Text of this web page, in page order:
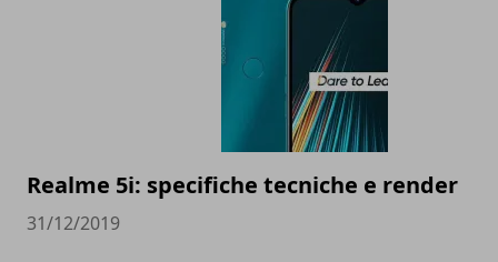
Realme 5i: specifiche tecniche e render
31/12/2019